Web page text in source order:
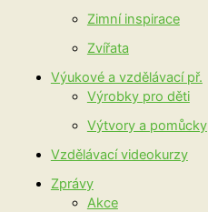
Zimní inspirace
Zvířata
Výukové a vzdělávací př.
Výrobky pro děti
Výtvory a pomůcky
Vzdělávací videokurzy
Zprávy
Akce